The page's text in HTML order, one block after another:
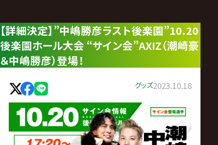
|
プ
ロ
レ
ス
【詳細決定】”中嶋勝彦ラスト後楽園”10.20
後楽園ホール大会 “サイン会”AXIZ（潮崎豪
＆中嶋勝彦）登場！
グッズ2023.10.18